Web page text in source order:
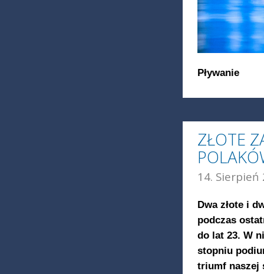
Pływanie
ZŁOTE
14. Sierpień
Dwa złote i
podczas
do lat 23. W
stopniu
triumf naszej